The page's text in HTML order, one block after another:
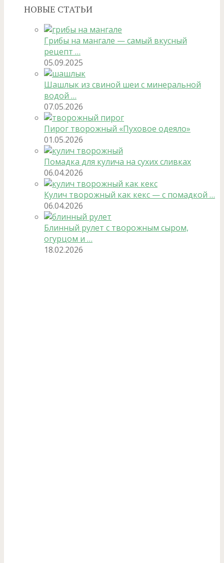
НОВЫЕ СТАТЬИ
Грибы на мангале — самый вкусный
рецепт …
05.09.2025
Шашлык из свиной шеи с минеральной
водой …
07.05.2026
Пирог творожный «Пуховое одеяло»
01.05.2026
Помадка для кулича на сухих сливках
06.04.2026
Кулич творожный как кекс — с помадкой …
06.04.2026
Блинный рулет с творожным сыром,
огурцом и …
18.02.2026